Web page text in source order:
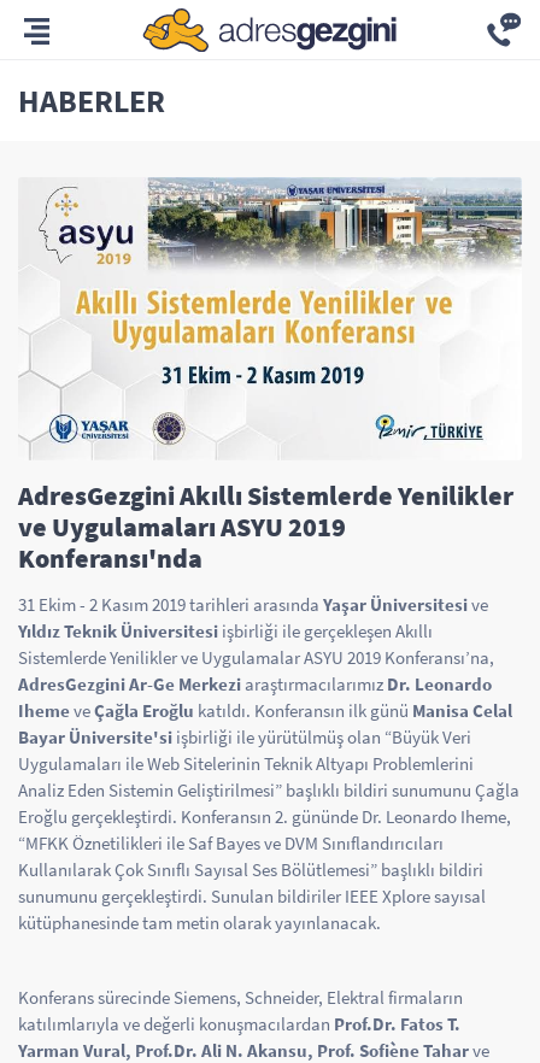
HABERLER
AdresGezgini Akıllı Sistemlerde Yenilikler
ve Uygulamaları ASYU 2019
Konferansı'nda
31 Ekim - 2 Kasım 2019 tarihleri arasında Yaşar Üniversitesive
Yıldız Teknik Üniversitesi işbirliği ile gerçekleşen Akıllı
Sistemlerde Yenilikler ve Uygulamalar ASYU 2019 Konferansı’na,
AdresGezgini Ar-Ge Merkeziaraştırmacılarımız Dr. Leonardo
IhemeveÇağla Eroğlu katıldı. Konferansın ilk günü Manisa Celal
Bayar Üniversite'si işbirliği ile yürütülmüş olan “Büyük Veri
Uygulamaları ile Web Sitelerinin Teknik Altyapı Problemlerini
Analiz Eden Sistemin Geliştirilmesi” başlıklı bildiri sunumunu Çağla
Eroğlu gerçekleştirdi. Konferansın 2. gününde Dr. Leonardo Iheme,
“MFKK Öznetilikleri ile Saf Bayes ve DVM Sınıflandırıcıları
Kullanılarak Çok Sınıflı Sayısal Ses Bölütlemesi” başlıklı bildiri
sunumunu gerçekleştirdi. Sunulan bildiriler IEEE Xplore sayısal
kütüphanesinde tam metin olarak yayınlanacak.
Konferans sürecinde Siemens, Schneider, Elektral firmaların
katılımlarıyla ve değerli konuşmacılardan Prof.Dr. Fatos T.
Yarman Vural, Prof.Dr. Ali N. Akansu, Prof. Sofiène Taharve